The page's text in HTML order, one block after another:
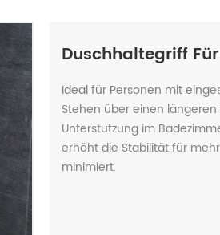
Duschhaltegriff
Ideal für Personen mit
Stehen über einen
Unterstützung im
erhöht die Stabilität für
minimiert.